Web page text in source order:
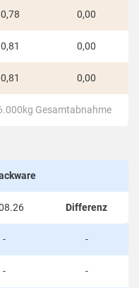
und
Spalten der
die Menge der
Holzpellets
bei 6.000 kg
0,00
0,00
0,00
Gesamtabnahme
Differenz
- -
- -